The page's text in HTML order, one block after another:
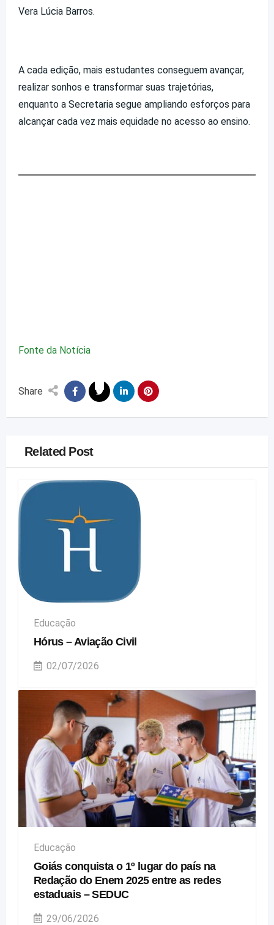
Vera Lúcia Barros.
A cada edição, mais estudantes conseguem avançar,
realizar sonhos e transformar suas trajetórias,
enquanto a Secretaria segue ampliando esforços para
alcançar cada vez mais equidade no acesso ao ensino.
Fonte da Notícia
Share
Related Post
Educação
Hórus – Aviação Civil
02/07/2026
Educação
Goiás conquista o 1º lugar do país na
Redação do Enem 2025 entre as redes
estaduais – SEDUC
29/06/2026